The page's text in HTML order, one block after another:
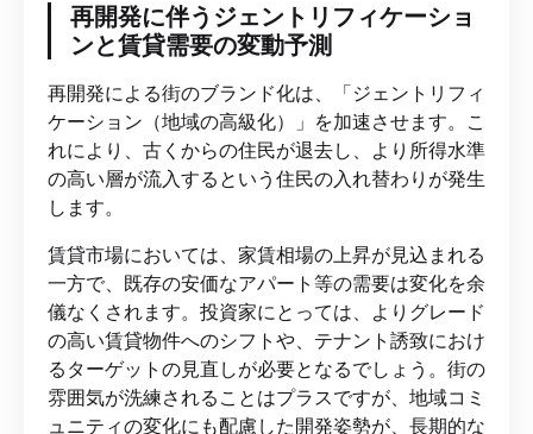
再開発に伴うジェントリフィケーショ
ンと賃貸需要の変動予測
再開発による街のブランド化は、「ジェントリフィ
ケーション（地域の高級化）」を加速させます。こ
れにより、古くからの住民が退去し、より所得水準
の高い層が流入するという住民の入れ替わりが発生
します。
賃貸市場においては、家賃相場の上昇が見込まれる
一方で、既存の安価なアパート等の需要は変化を余
儀なくされます。投資家にとっては、よりグレード
の高い賃貸物件へのシフトや、テナント誘致におけ
るターゲットの見直しが必要となるでしょう。街の
雰囲気が洗練されることはプラスですが、地域コミ
ュニティの変化にも配慮した開発姿勢が、長期的な